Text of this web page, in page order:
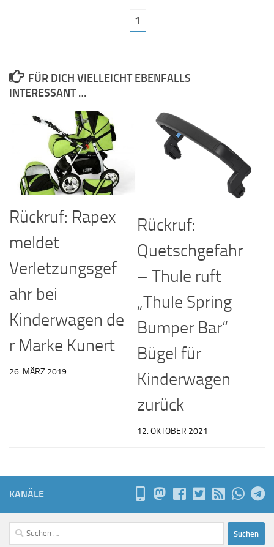
1
FÜR DICH VIELLEICHT EBENFALLS
INTERESSANT …
Rückruf: Rapex
meldet
Verletzungsgef
ahr bei
Kinderwagen de
r Marke Kunert
26. MÄRZ 2019
Rückruf:
Quetschgefahr
– Thule ruft
„Thule Spring
Bumper Bar“
Bügel für
Kinderwagen
zurück
12. OKTOBER 2021
KANÄLE
Suchen
nach: